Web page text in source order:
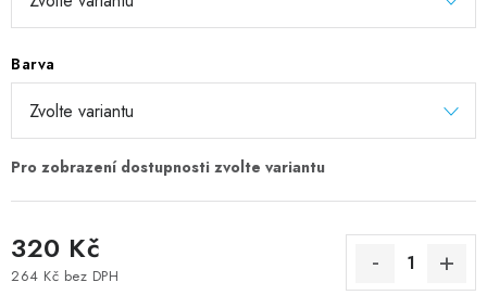
Barva
320 Kč
264 Kč bez DPH